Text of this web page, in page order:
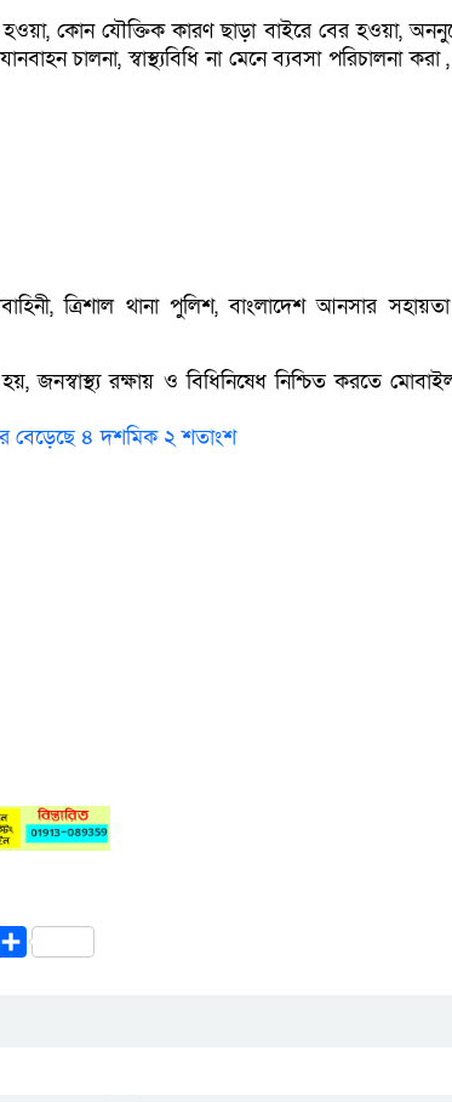
হওয়া, কোন যৌক্তিক কারণ ছাড়া বাইরে বের হওয়া,
চালনা, স্বাস্থ্যবিধি না মেনে ব্যবসা পরিচালনা করা
ত্রিশাল থানা পুলিশ, বাংলাদেশ আনসার সহায়তা
জনস্বাস্থ্য রক্ষায় ও বিধিনিষেধ নিশ্চিত করতে
বেড়েছে ৪ দশমিক ২ শতাংশ
CopyShare